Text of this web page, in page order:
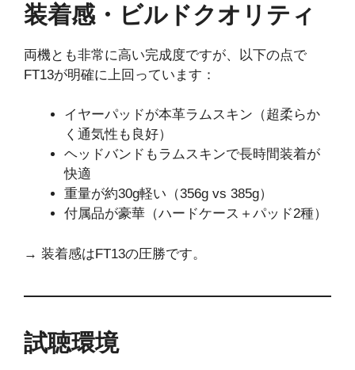
装着感・ビルドクオリティ
両機とも非常に高い完成度ですが、以下の点で
FT13が明確に上回っています：
イヤーパッドが本革ラムスキン（超柔らか
く通気性も良好）
ヘッドバンドもラムスキンで長時間装着が
快適
重量が約30g軽い（356g vs 385g）
付属品が豪華（ハードケース＋パッド2種）
→ 装着感はFT13の圧勝です。
試聴環境